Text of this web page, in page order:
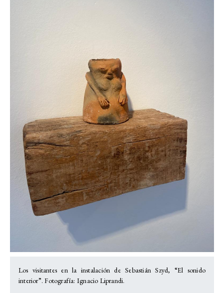
Los visitantes en la instalación de Sebastián Szyd, “El sonido
interior”. Fotografía: Ignacio Liprandi.